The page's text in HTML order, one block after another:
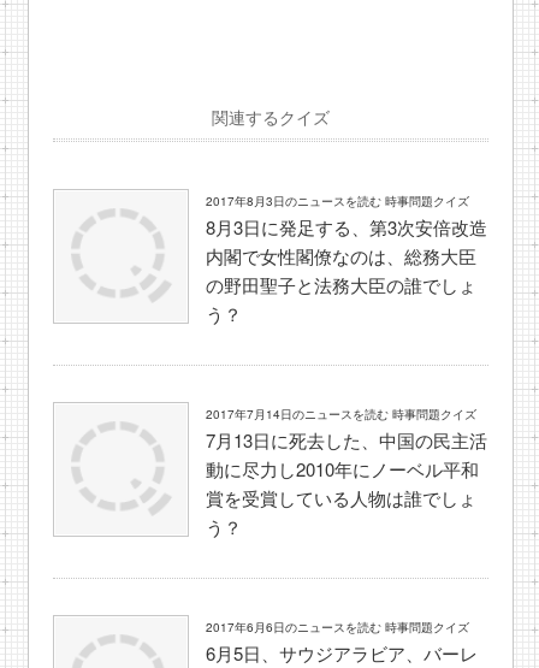
関連するクイズ
2017年8月3日のニュースを読む 時事問題クイズ
8月3日に発足する、第3次安倍改造
内閣で女性閣僚なのは、総務大臣
の野田聖子と法務大臣の誰でしょ
う？
2017年7月14日のニュースを読む 時事問題クイズ
7月13日に死去した、中国の民主活
動に尽力し2010年にノーベル平和
賞を受賞している人物は誰でしょ
う？
2017年6月6日のニュースを読む 時事問題クイズ
6月5日、サウジアラビア、バーレ